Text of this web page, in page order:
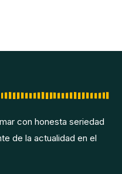
con honesta seriedad
de la actualidad en el